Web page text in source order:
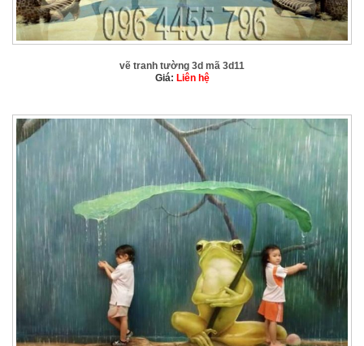
vẽ tranh tường 3d mã 3d11
Giá: Liên hệ